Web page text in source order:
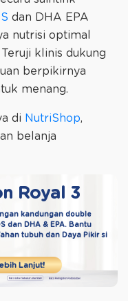
dan DHA EPA
nutrisi optimal
klinis dukung
berpikirnya
menang.
di NutriShop,
belanja
Royal 3
kandungan double
dan DHA & EPA. Bantu
tubuh dan Daya Pikir si
Lanjut!